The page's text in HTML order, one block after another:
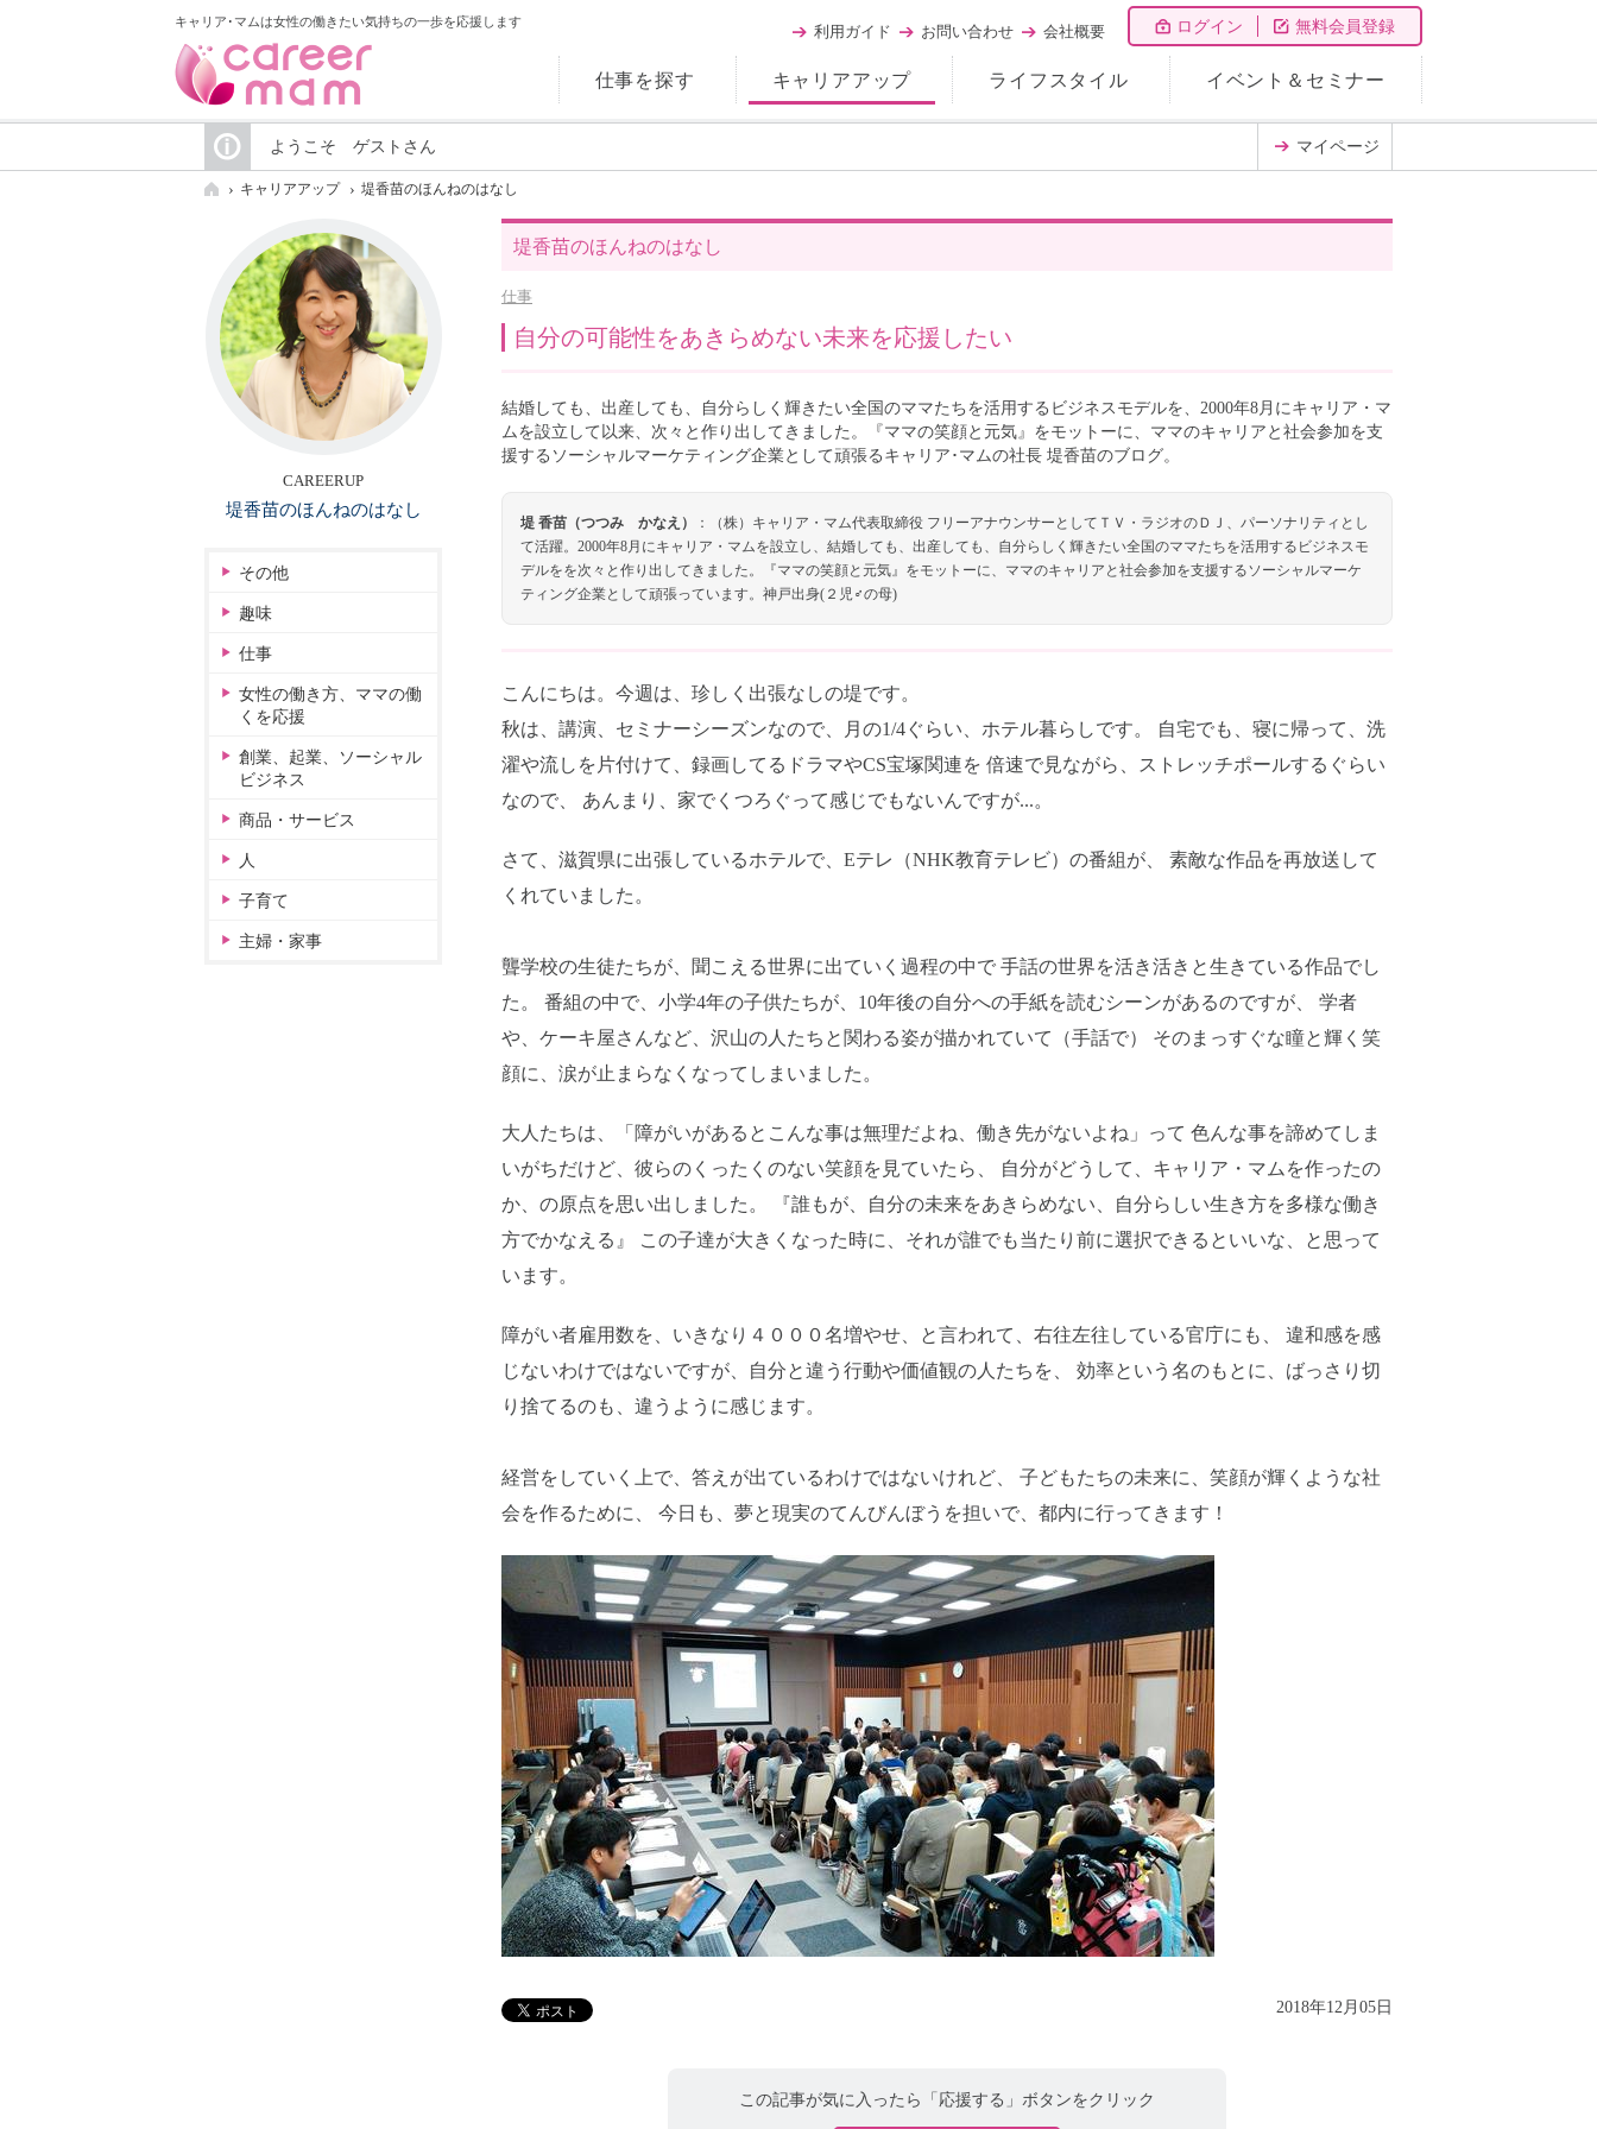
キャリア･マムは女性の働きたい気持ちの一歩を応援します ログイン 無料会員登録
仕事を探す キャリアアップ ライフスタイル イベント＆セミナー
利用ガイド お問い合わせ 会社概要
ようこそ ゲストさん マイページ
キャリアアップ 堤香苗のほんねのはなし
堤香苗のほんねのはなし
仕事
自分の可能性をあきらめない未来を応援したい
結婚しても、出産しても、自分らしく輝きたい全国のママたちを活用するビジネスモデルを、2000年8月にキャリア・マ
ムを設立して以来、次々と作り出してきました。『ママの笑顔と元気』をモットーに、ママのキャリアと社会参加を支
援するソーシャルマーケティング企業として頑張るキャリア･マムの社長 堤香苗のブログ。
堤 香苗（つつみ かなえ）
：（株）キャリア・マム代表取締役 フリーアナウンサーとしてＴＶ・ラジオのＤＪ、パーソナリティとし
て活躍。2000年8月にキャリア・マムを設立し、結婚しても、出産しても、自分らしく輝きたい全国のママたちを活用するビジネスモ
デルをを次々と作り出してきました。『ママの笑顔と元気』をモットーに、ママのキャリアと社会参加を支援するソーシャルマーケ
ティング企業として頑張っています。神戸出身(２児♂の母)
こんにちは。今週は、珍しく出張なしの堤です。
秋は、講演、セミナーシーズンなので、月の1/4ぐらい、ホテル暮らしです。 自宅でも、寝に帰って、洗
濯や流しを片付けて、録画してるドラマやCS宝塚関連を 倍速で見ながら、ストレッチポールするぐらい
なので、 あんまり、家でくつろぐって感じでもないんですが...。
さて、滋賀県に出張しているホテルで、Eテレ（NHK教育テレビ）の番組が、 素敵な作品を再放送して
くれていました。
聾学校の生徒たちが、聞こえる世界に出ていく過程の中で 手話の世界を活き活きと生きている作品でし
た。 番組の中で、小学4年の子供たちが、10年後の自分への手紙を読むシーンがあるのですが、 学者
や、ケーキ屋さんなど、沢山の人たちと関わる姿が描かれていて（手話で） そのまっすぐな瞳と輝く笑
顔に、涙が止まらなくなってしまいました。
大人たちは、「障がいがあるとこんな事は無理だよね、働き先がないよね」って 色んな事を諦めてしま
いがちだけど、彼らのくったくのない笑顔を見ていたら、 自分がどうして、キャリア・マムを作ったの
か、の原点を思い出しました。 『誰もが、自分の未来をあきらめない、自分らしい生き方を多様な働き
方でかなえる』 この子達が大きくなった時に、それが誰でも当たり前に選択できるといいな、と思って
います。
障がい者雇用数を、いきなり４０００名増やせ、と言われて、右往左往している官庁にも、 違和感を感
じないわけではないですが、自分と違う行動や価値観の人たちを、 効率という名のもとに、ばっさり切
り捨てるのも、違うように感じます。
経営をしていく上で、答えが出ているわけではないけれど、 子どもたちの未来に、笑顔が輝くような社
会を作るために、 今日も、夢と現実のてんびんぼうを担いで、都内に行ってきます！
2018年12月05日
この記事が気に入ったら「応援する」ボタンをクリック
CAREERUP
堤香苗のほんねのはなし
その他
趣味
仕事
女性の働き方、ママの働
くを応援
創業、起業、ソーシャル
ビジネス
商品・サービス
人
子育て
主婦・家事